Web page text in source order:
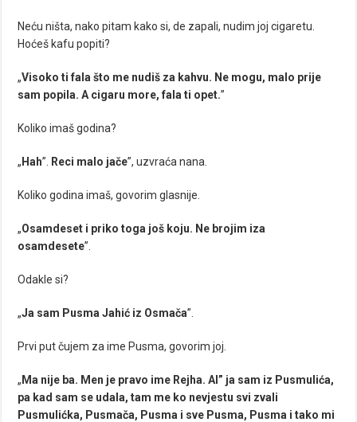
Neću ništa, nako pitam kako si, de zapali, nudim joj cigaretu.
Hoćeš kafu popiti?
„Visoko ti fala što me nudiš za kahvu. Ne mogu, malo prije
sam popila. A cigaru more, fala ti opet.”
Koliko imaš godina?
„ Hah”. Reci malo jače”, uzvraća nana.
Koliko godina imaš, govorim glasnije.
„Osamdeset i priko toga još koju. Ne brojim iza
osamdesete”.
Odakle si?
„Ja sam Pusma Jahić iz Osmača”.
Prvi put čujem za ime Pusma, govorim joj.
„ Ma nije ba. Men je pravo ime Rejha. Al” ja sam iz Pusmulića,
pa kad sam se udala, tam me ko nevjestu svi zvali
Pusmulićka, Pusmača, Pusma i sve Pusma, Pusma i tako mi